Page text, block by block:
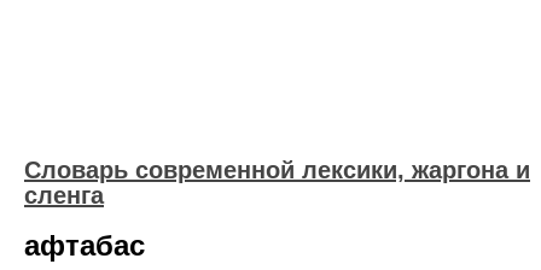
Cловарь современной лексики, жаргона и
сленга
афтабас